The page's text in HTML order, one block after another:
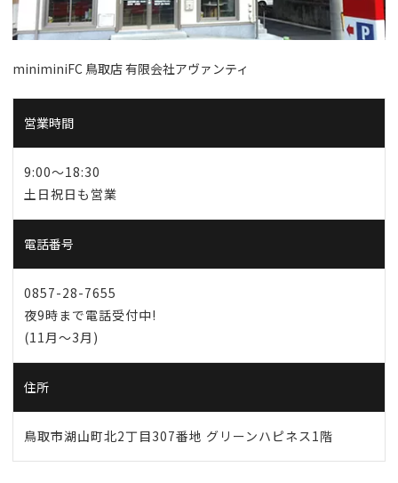
miniminiFC 鳥取店 有限会社アヴァンティ
営業時間
9:00～18:30
土日祝日も営業
電話番号
0857-28-7655
夜9時まで電話受付中!
(11月～3月)
住所
鳥取市湖山町北2丁目307番地 グリーンハピネス1階